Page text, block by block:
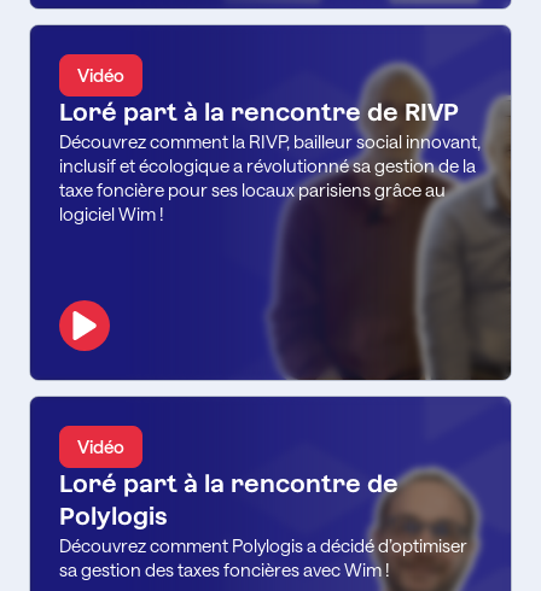
Vidéo
Loré part à la rencontre de RIVP
Découvrez comment la RIVP, bailleur social innovant,
inclusif et écologique a révolutionné sa gestion de la
taxe foncière pour ses locaux parisiens grâce au
logiciel Wim !
Vidéo
Loré part à la rencontre de
Polylogis
Découvrez comment Polylogis a décidé d’optimiser
sa gestion des taxes foncières avec Wim !